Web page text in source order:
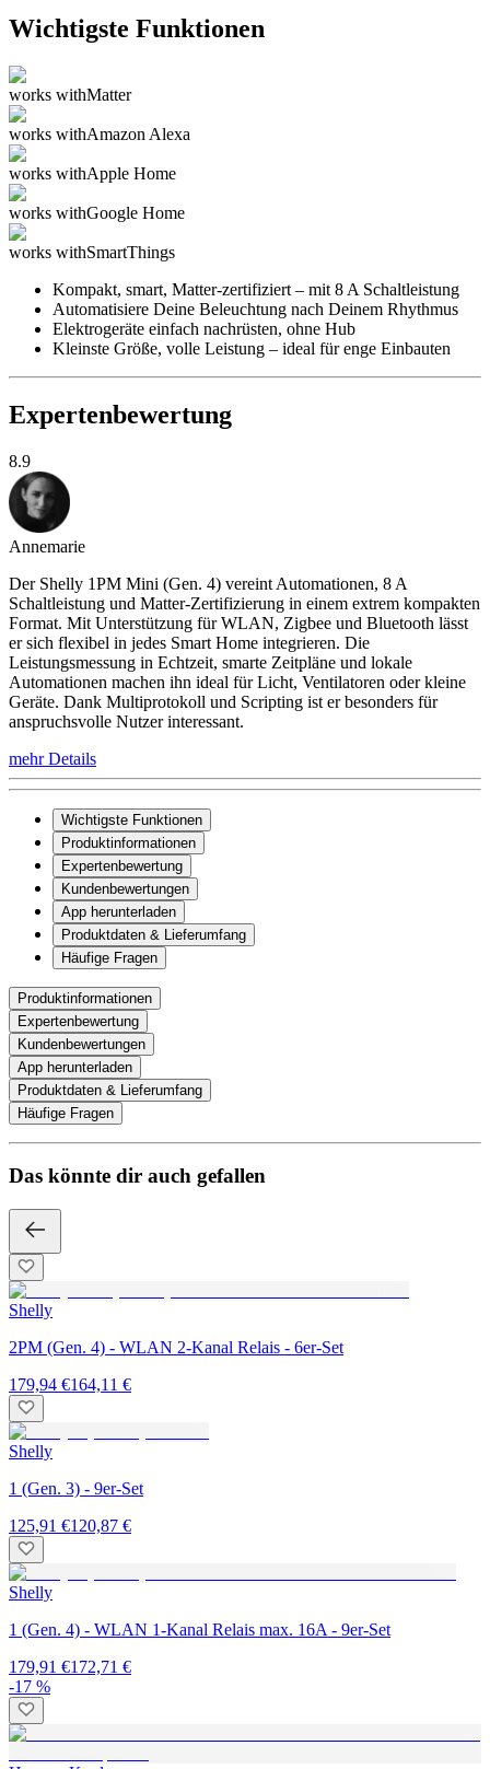
Wichtigste Funktionen
works withMatter
works withAmazon Alexa
works withApple Home
works withGoogle Home
works withSmartThings
Kompakt, smart, Matter-zertifiziert – mit 8 A Schaltleistung
Automatisiere Deine Beleuchtung nach Deinem Rhythmus
Elektrogeräte einfach nachrüsten, ohne Hub
Kleinste Größe, volle Leistung – ideal für enge Einbauten
Expertenbewertung
8.9
Annemarie
Der Shelly 1PM Mini (Gen. 4) vereint Automationen, 8 A
Schaltleistung und Matter-Zertifizierung in einem extrem kompakten
Format. Mit Unterstützung für WLAN, Zigbee und Bluetooth lässt
er sich flexibel in jedes Smart Home integrieren. Die
Leistungsmessung in Echtzeit, smarte Zeitpläne und lokale
Automationen machen ihn ideal für Licht, Ventilatoren oder kleine
Geräte. Dank Multiprotokoll und Scripting ist er besonders für
anspruchsvolle Nutzer interessant.
mehr Details
Wichtigste Funktionen
Produktinformationen
Expertenbewertung
Kundenbewertungen
App herunterladen
Produktdaten & Lieferumfang
Häufige Fragen
Produktinformationen
Expertenbewertung
Kundenbewertungen
App herunterladen
Produktdaten & Lieferumfang
Häufige Fragen
Das könnte dir auch gefallen
Shelly
2PM (Gen. 4) - WLAN 2-Kanal Relais - 6er-Set
179,94 €164,11 €
Shelly
1 (Gen. 3) - 9er-Set
125,91 €120,87 €
Shelly
1 (Gen. 4) - WLAN 1-Kanal Relais max. 16A - 9er-Set
179,91 €172,71 €
-17 %